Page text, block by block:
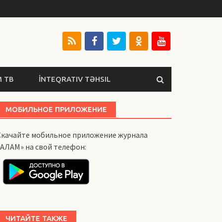
ТВ İNTEQRATIV TƏHSIL
МОБИЛЬНОЕ ПРИЛОЖЕНИЕ
мобильное приложение журнала
на свой телефон:
ЧИТАЙТЕ ТАКЖЕ